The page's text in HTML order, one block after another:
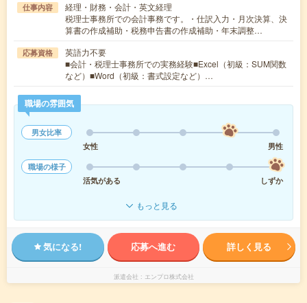
仕事内容
経理・財務・会計・英文経理
税理士事務所での会計事務です。・仕訳入力・月次決算、決
算書の作成補助・税務申告書の作成補助・年末調整…
応募資格
英語力不要
■会計・税理士事務所での実務経験■Excel（初級：SUM関数
など）■Word（初級：書式設定など）…
職場の雰囲気
男女比率
女性
男性
職場の様子
活気がある
しずか
もっと見る
気になる! 応募へ進む 詳しく見る
派遣会社 エンプロ株式会社